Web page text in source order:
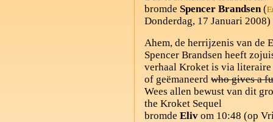
bromde Spencer Brandsen(
Donderdag, 17 Januari 2008)
Ahem, de herrijzenis van de
Spencer Brandsen heeft
verhaal Kroket is via
of geëmaneerd who gives a
Wees allen bewust van dit
the Kroket Sequel
bromde Eliv om 10:48 (op